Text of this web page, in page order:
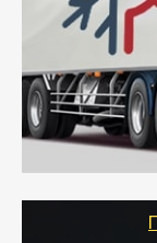
-
книжкой у
- Тайгер